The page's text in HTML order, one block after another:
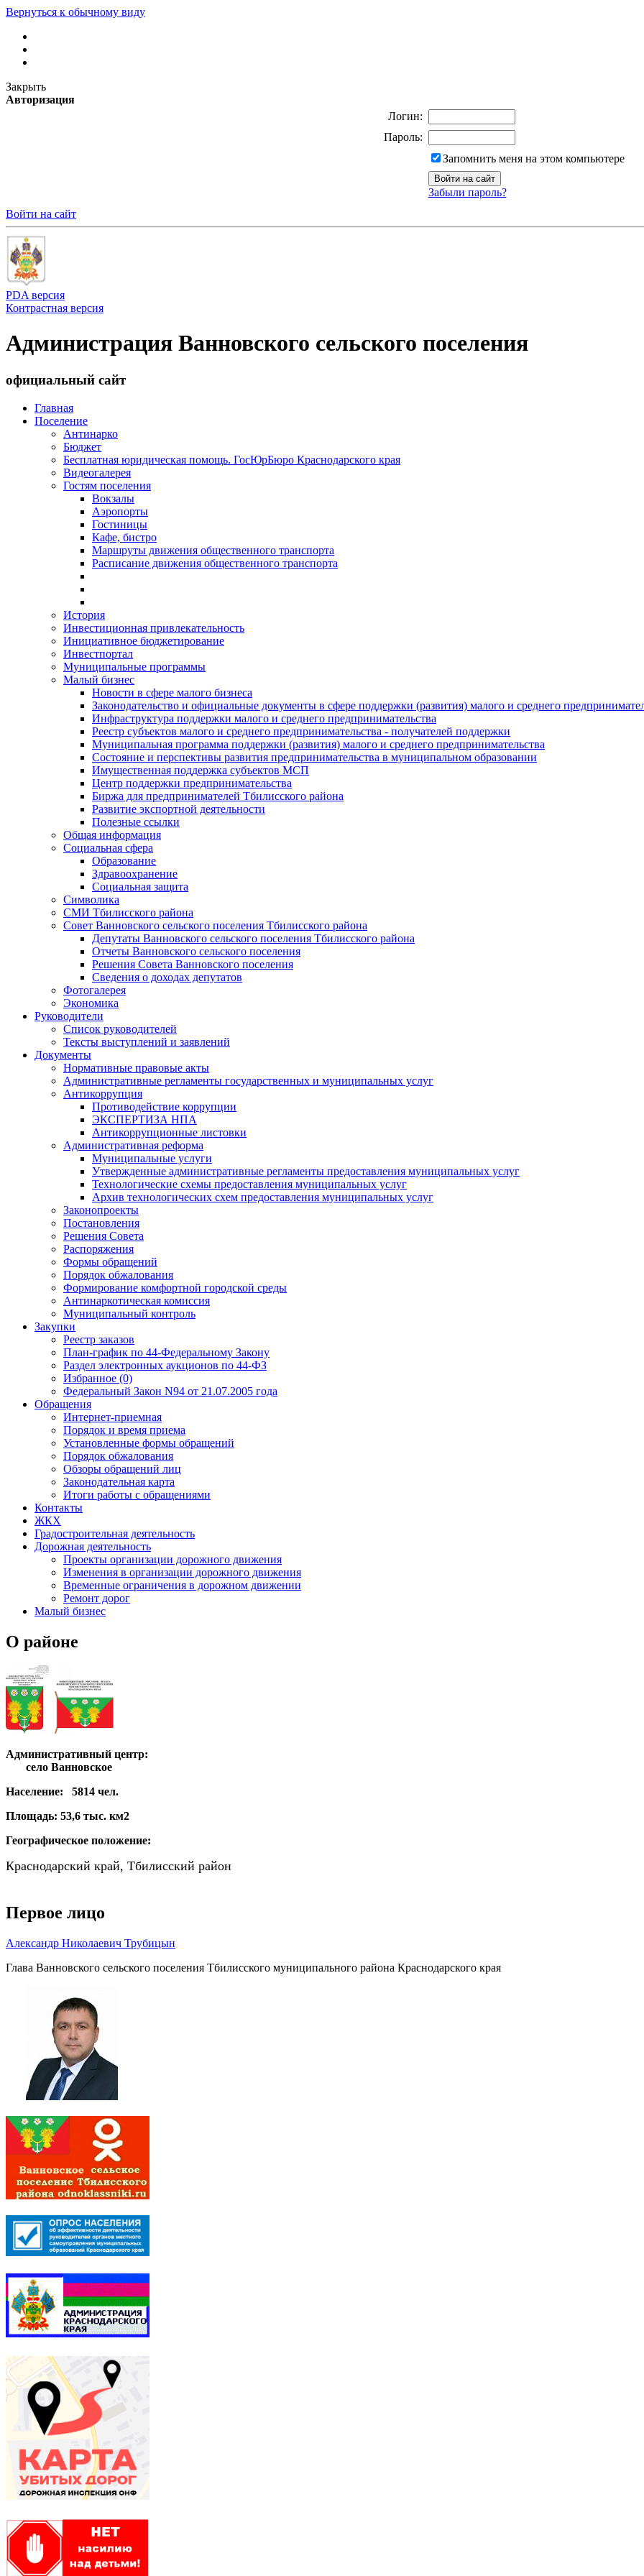
Вернуться к обычному виду
Закрыть
Авторизация
Логин:
Пароль:
Запомнить меня на этом компьютере
Забыли пароль?
Войти на сайт
PDA версия
Контрастная версия
Администрация Ванновского сельского поселения
официальный сайт
Главная
Поселение
Антинарко
Бюджет
Бесплатная юридическая помощь. ГосЮрБюро Краснодарского края
Видеогалерея
Гостям поселения
Вокзалы
Аэропорты
Гостиницы
Кафе, бистро
Маршруты движения общественного транспорта
Расписание движения общественного транспорта
История
Инвестиционная привлекательность
Инициативное бюджетирование
Инвестпортал
Муниципальные программы
Малый бизнес
Новости в сфере малого бизнеса
Законодательство и официальные документы в сфере поддержки (развития) малого и среднего
Инфраструктура поддержки малого и среднего предпринимательства
Реестр субъектов малого и среднего предпринимательства - получателей поддержки
Муниципальная программа поддержки (развития) малого и среднего предпринимательства
Состояние и перспективы развития предпринимательства в муниципальном образовании
Имущественная поддержка субъектов МСП
Центр поддержки предпринимательства
Биржа для предпринимателей Тбилисского района
Развитие экспортной деятельности
Полезные ссылки
Общая информация
Социальная сфера
Образование
Здравоохранение
Социальная защита
Символика
СМИ Тбилисского района
Совет Ванновского сельского поселения Тбилисского района
Депутаты Ванновского сельского поселения Тбилисского района
Отчеты Ванновского сельского поселения
Решения Совета Ванновского поселения
Сведения о доходах депутатов
Фотогалерея
Экономика
Руководители
Список руководителей
Тексты выступлений и заявлений
Документы
Нормативные правовые акты
Административные регламенты государственных и муниципальных услуг
Антикоррупция
Противодействие коррупции
ЭКСПЕРТИЗА НПА
Антикоррупционные листовки
Административная реформа
Муниципальные услуги
Утвержденные административные регламенты предоставления муниципальных услуг
Технологические схемы предоставления муниципальных услуг
Архив технологических схем предоставления муниципальных услуг
Законопроекты
Постановления
Решения Совета
Распоряжения
Формы обращений
Порядок обжалования
Формирование комфортной городской среды
Антинаркотическая комиссия
Муниципальный контроль
Закупки
Реестр заказов
План-график по 44-Федеральному Закону
Раздел электронных аукционов по 44-ФЗ
Избранное (0)
Федеральный Закон N94 от 21.07.2005 года
Обращения
Интернет-приемная
Порядок и время приема
Установленные формы обращений
Порядок обжалования
Обзоры обращений лиц
Законодательная карта
Итоги работы с обращениями
Контакты
ЖКХ
Градостроительная деятельность
Дорожная деятельность
Проекты организации дорожного движения
Изменения в организации дорожного движения
Временные ограничения в дорожном движении
Ремонт дорог
Малый бизнес
О районе
Административный центр:
село Ванновское
Население:
5814 чел.
Площадь: 53,6 тыс. км2
Географическое положение:
Краснодарский край, Тбилисский район
Первое лицо
Александр Николаевич Трубицын
Глава Ванновского сельского поселения Тбилисского муниципального района Краснодарского края